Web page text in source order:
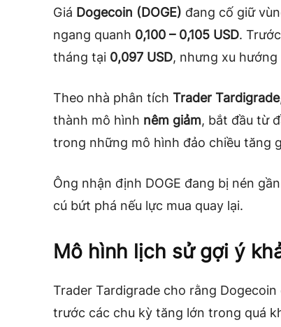
Giá Dogecoin (DOGE) đang cố giữ
ngang quanh 0,100 – 0,105 USD.
tháng tại 0,097 USD, nhưng xu
Theo nhà phân tích Trader Tardigrade
thành mô hình nêm giảm, bắt đầu từ
trong những mô hình đảo chiều tăng
Ông nhận định DOGE đang bị nén
cú bứt phá nếu lực mua quay lại.
Mô hình lịch sử gợi ý
Trader Tardigrade cho rằng
trước các chu kỳ tăng lớn trong quá